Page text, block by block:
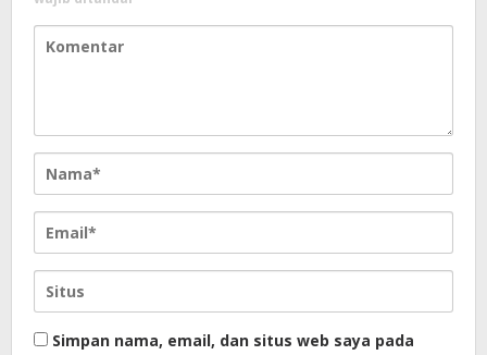
Simpan nama, email, dan situs web saya pada